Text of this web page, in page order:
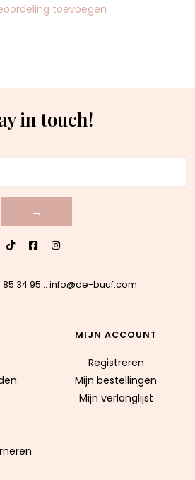
toevoegen
in touch!
→
34 95 :: info@de-buuf.com
MIJN ACCOUNT
Registreren
Mijn bestellingen
Mijn verlanglijst